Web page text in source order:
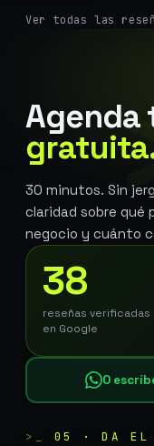
Ver todas las
>_ 05 · DA EL
Agenda
30 minutos. Sin
claridad sobre qué
negocio y cuánto
38
reseñas verificadas
en Google
O